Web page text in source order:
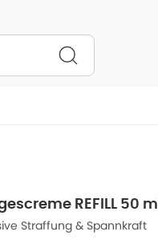
REFILL 50 ml
Straffung & Spannkraft